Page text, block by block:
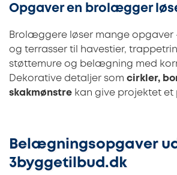
Opgaver en brolægger
Brolæggere løser mange opgaver
og terrasser til havestier,
støttemure og belægning med
Dekorative detaljer som cirkler,
skakmønstre kan give projektet
Belægningsopgaver
3byggetilbud.dk